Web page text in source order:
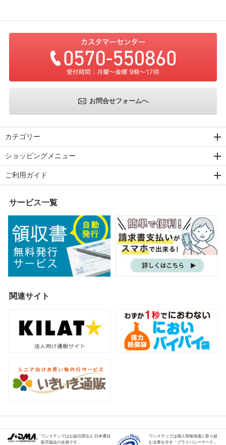
お問合せフォームへ
カテゴリー
ショッピングメニュー
ご利用ガイド
サービス一覧
関連サイト
ワンステップは公益社団法人 日本通信
販売協会の会員です。
ワンステップは個人情報保護に取り組
む企業を示す「プライバシーマーク」